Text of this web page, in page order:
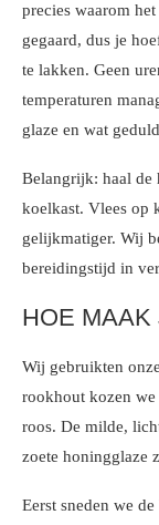
precies waarom
gegaard, dus je
te lakken. Geen
temperaturen
glaze en wat
Belangrijk: haal de
koelkast. Vlees op
gelijkmatiger. Wij
bereidingstijd in
HOE
Wij gebruikten
rookhout kozen we
roos. De milde,
zoete honingglaze
Eerst sneden we